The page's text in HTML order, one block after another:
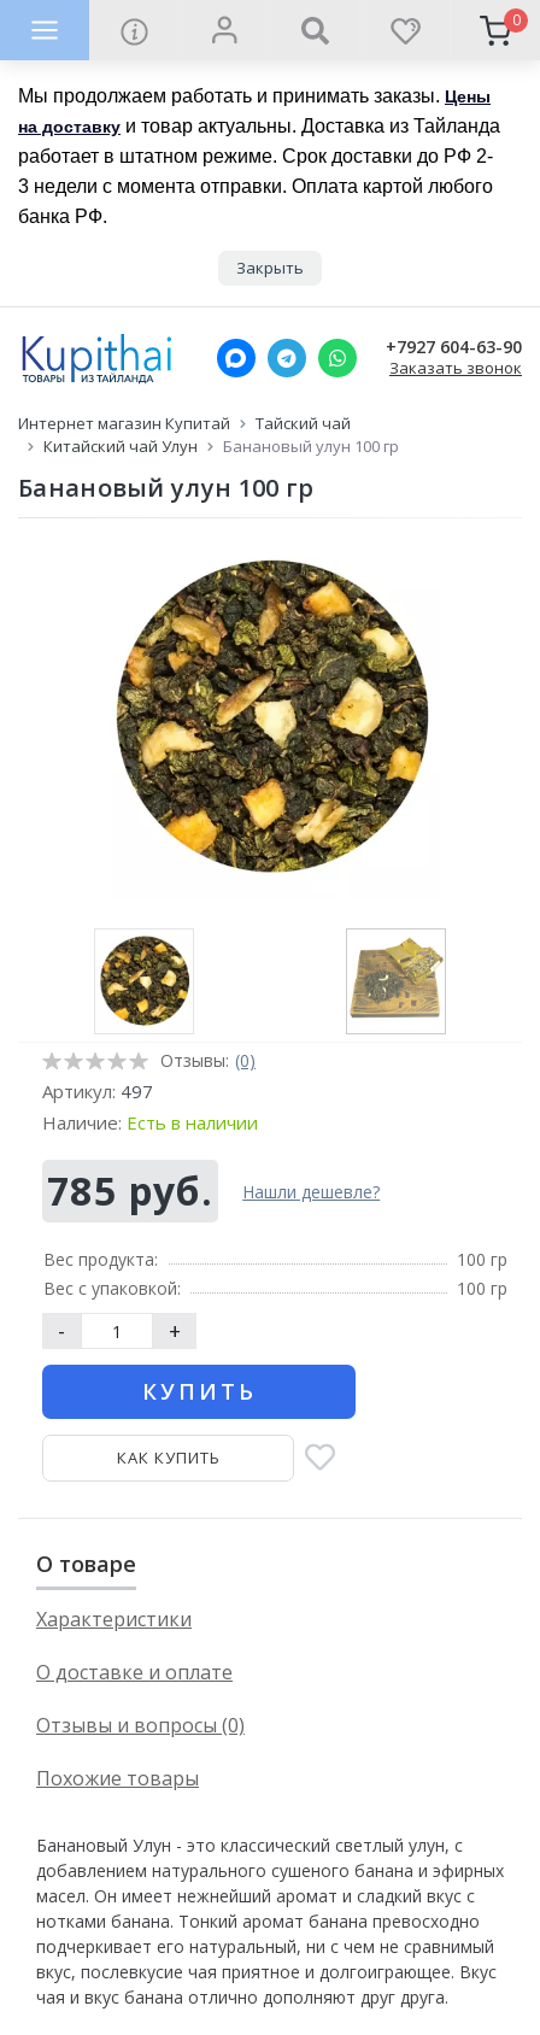
Мы продолжаем работать и принимать заказы. Цены
на доставку и товар актуальны. Доставка из Тайланда
работает в штатном режиме. Срок доставки до РФ 2-
3 недели с момента отправки. Оплата картой любого
банка РФ.
Закрыть
0
+7927 604-63-90
Заказать звонок
Интернет магазин Купитай
Тайский чай
Китайский чай Улун
Банановый улун 100 гр
Банановый улун 100 гр
Отзывы: (0)
Артикул: 497
Наличие: Есть в наличии
785 руб. Нашли дешевле?
Вес продукта:
100 гр
Вес с упаковкой:
100 гр
- +
КУПИТЬ
КАК КУПИТЬ
О товаре
Характеристики
О доставке и оплате
Отзывы и вопросы (0)
Похожие товары
Банановый Улун - это классический светлый улун, с
добавлением натурального сушеного банана и эфирных
масел. Он имеет нежнейший аромат и сладкий вкус с
нотками банана. Тонкий аромат банана превосходно
подчеркивает его натуральный, ни с чем не сравнимый
вкус, послевкусие чая приятное и долгоиграющее. Вкус
чая и вкус банана отлично дополняют друг друга.